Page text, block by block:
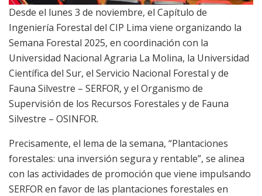
Desde el lunes 3 de noviembre, el Capítulo de
Ingeniería Forestal del CIP Lima viene organizando la
Semana Forestal 2025, en coordinación con la
Universidad Nacional Agraria La Molina, la Universidad
Científica del Sur, el Servicio Nacional Forestal y de
Fauna Silvestre – SERFOR, y el Organismo de
Supervisión de los Recursos Forestales y de Fauna
Silvestre – OSINFOR.
Precisamente, el lema de la semana, “Plantaciones
forestales: una inversión segura y rentable”, se alinea
con las actividades de promoción que viene impulsando
SERFOR en favor de las plantaciones forestales en